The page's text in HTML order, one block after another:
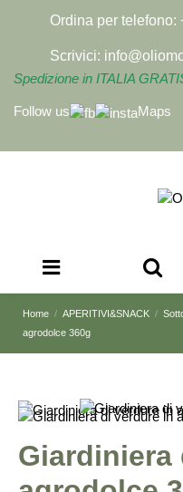
Ordina per telefono:
Scrivici:
Spedizione in ITALIA
Follow us
Maps
Home APERITIVI&SNACK
agrodolce 360g
Giardiniera